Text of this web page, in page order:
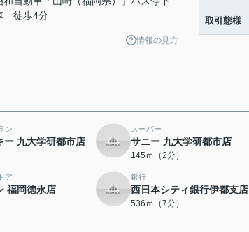
徒歩4分
情報の見方
取引態様
ン
ー 九大学研都市店
スーパー
サニー 九大学研都市店
145ｍ（2分）
ア
福岡徳永店
銀行
西日本シティ銀行伊都支店
536ｍ（7分）